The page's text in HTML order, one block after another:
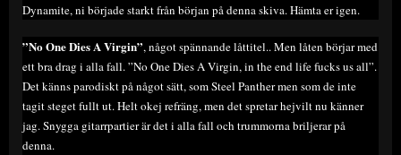
Dynamite, ni började starkt från början på denna skiva. Hämta er igen.
”No One Dies A Virgin”, något spännande låttitel.. Men låten börjar med
ett bra drag i alla fall. ”No One Dies A Virgin, in the end life fucks us all”.
Det känns parodiskt på något sätt, som Steel Panther men som de inte
tagit steget fullt ut. Helt okej refräng, men det spretar hejvilt nu känner
jag. Snygga gitarrpartier är det i alla fall och trummorna briljerar på
denna.